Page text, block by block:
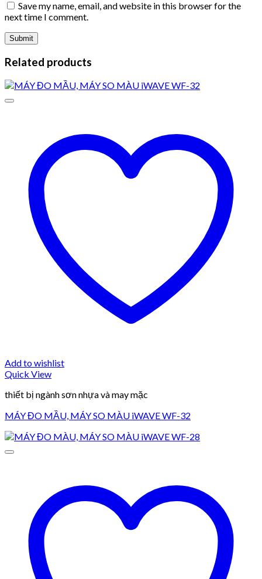
Save my name, email, and website in this browser for the
next time I comment.
Related products
Add to wishlist
Quick View
thiết bị ngành sơn nhựa và may mặc
MÁY ĐO MẦU, MÁY SO MÀU iWAVE WF-32